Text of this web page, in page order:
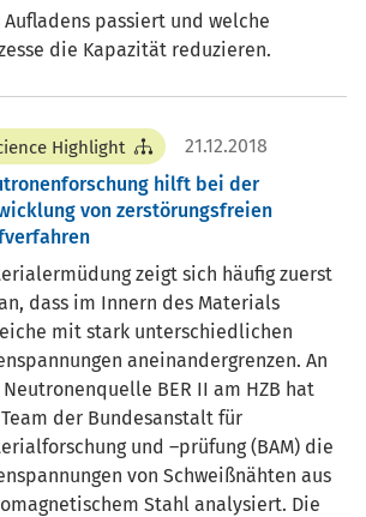
Aufladens passiert und welche
die Kapazität reduzieren.
Highlight
21.12.2018
hilft bei der
von zerstörungsfreien
zeigt sich häufig zuerst
dass im Innern des Materials
mit stark unterschiedlichen
aneinandergrenzen. An
BER II am HZB hat
der Bundesanstalt für
und –prüfung (BAM) die
von Schweißnähten aus
Stahl analysiert. Die